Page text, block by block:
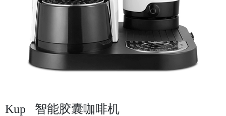
Kup 智能胶囊咖啡机